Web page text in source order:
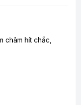
châm hít chắc,